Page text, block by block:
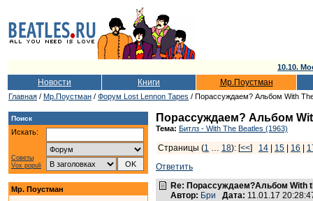
10.10.
Новости Книги Мр.Поустман
Главная / Мр.Поустман / Форум Lost Lennon Tapes / Порассуждаем? Альбом With
Поиск
Искать:
Советы
Vox populi
Мр. Поустман
Порассуждаем? Альбом
Тема: Битлз - With The Beatles (1963)
Страницы (1 … 18): [<<] 14 15 16
Ответить
Re: Порассуждаем?Альбом With
Автор: Бри Дата: 11.01.17